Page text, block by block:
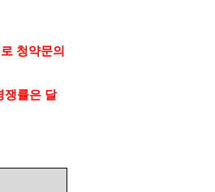
청약문의
쟁률은 달